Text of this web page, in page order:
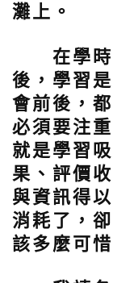
灘上。
在學時
後，學習
會前後，
必須要注
就是學習
果、評價
與資訊得
消耗了，
該多麼可惜